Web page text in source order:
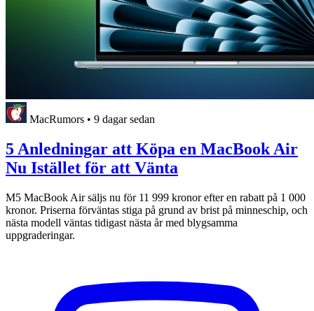
MacRumors • 9 dagar sedan
5 Anledningar att Köpa en MacBook Air
Nu Istället för att Vänta
M5 MacBook Air säljs nu för 11 999 kronor efter en rabatt på 1 000
kronor. Priserna förväntas stiga på grund av brist på minneschip, och
nästa modell väntas tidigast nästa år med blygsamma
uppgraderingar.